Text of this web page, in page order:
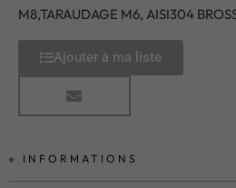
M8,TARAUDAGE M6, AISI304
Ajouter à ma liste
INFORMATIONS